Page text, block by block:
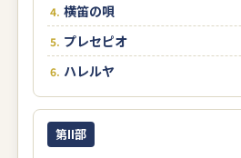
横笛の唄
プレセピオ
ハレルヤ
第II部